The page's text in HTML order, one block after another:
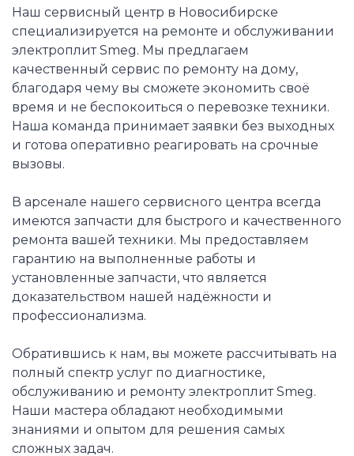
Наш сервисный центр в Новосибирске
специализируется на ремонте и обслуживании
электроплит Smeg. Мы предлагаем
качественный сервис по ремонту на дому,
благодаря чему вы сможете экономить своё
время и не беспокоиться о перевозке техники.
Наша команда принимает заявки без выходных
и готова оперативно реагировать на срочные
вызовы.
В арсенале нашего сервисного центра всегда
имеются запчасти для быстрого и качественного
ремонта вашей техники. Мы предоставляем
гарантию на выполненные работы и
установленные запчасти, что является
доказательством нашей надёжности и
профессионализма.
Обратившись к нам, вы можете рассчитывать на
полный спектр услуг по диагностике,
обслуживанию и ремонту электроплит Smeg.
Наши мастера обладают необходимыми
знаниями и опытом для решения самых
сложных задач.